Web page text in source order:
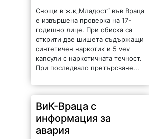
Снощи в ж.к„Младост“ във Враца
е извършена проверка на 17-
годишно лице. При обиска са
открити две шишета съдържащи
синтетичен наркотик и 5 vev
капсули с наркотичната течност.
При последвало претърсване...
ВиК-Враца с
информация за
авария